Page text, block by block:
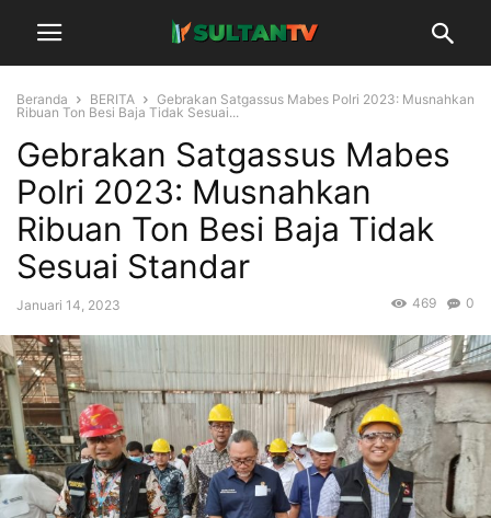
Beranda BERITA
Gebrakan Satgassus Mabes Polri 2023: Musnahkan
Ribuan Ton Besi Baja Tidak Sesuai...
Gebrakan Satgassus Mabes
Polri 2023: Musnahkan
Ribuan Ton Besi Baja Tidak
Sesuai Standar
Januari 14, 2023 0
469